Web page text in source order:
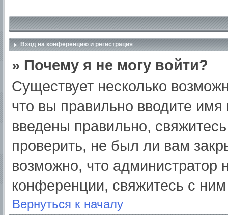
Вход на конференцию и регистрация
» Почему я не могу войти?
Существует несколько
что вы правильно вводите
введены правильно,
проверить, не был ли вам
возможно, что администратор
конференции, свяжитесь с
Вернуться к началу